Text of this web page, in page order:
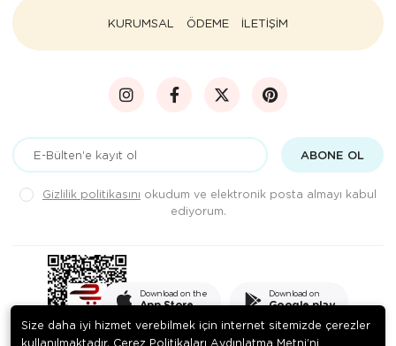
KURUMSAL ÖDEME İLETİŞİM
ABONE OL
Gizlilik politikasını okudum ve elektronik posta almayı kabul
ediyorum.
Download on the
App Store
Download on
Google play
Size daha iyi hizmet verebilmek için internet sitemizde çerezler
kullanılmaktadır. Çerez Politikaları Aydınlatma Metni’ni